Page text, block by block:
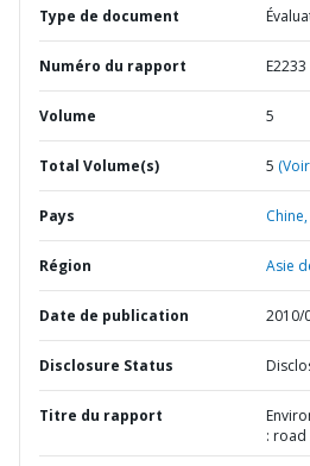
Type de document
Numéro du rapport E2233
Volume 5
Total Volume(s) 5
Pays Chine,
Région Asie
Date de publication 2010/
Disclosure Status
Titre du rapport
: